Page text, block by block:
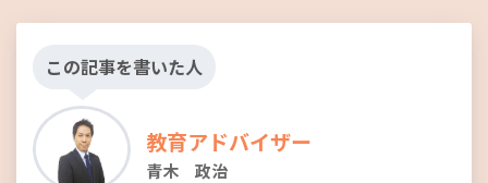
この記事を書いた人
教育アドバイザー
青木 政治